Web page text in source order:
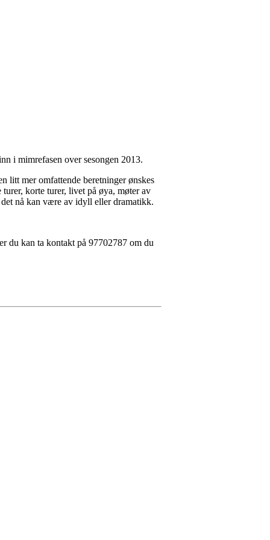
i mimrefasen over sesongen 2013.
litt mer omfattende beretninger ønskes
korte turer, livet på øya, møter av
nå kan være av idyll eller dramatikk.
du kan ta kontakt på 97702787 om du